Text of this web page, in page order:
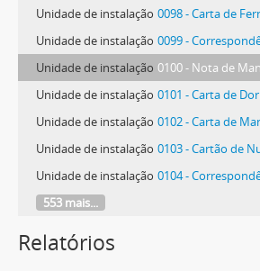
Unidade de instalação 0098 - Carta de
Unidade de instalação 0099 - Correspondência de
Unidade de instalação 0100 - Nota de Manuel
Unidade de instalação 0101 - Carta de
Unidade de instalação 0102 - Carta de
Unidade de instalação 0103 - Cartão de
Unidade de instalação 0104 -
553 mais...
Relatórios